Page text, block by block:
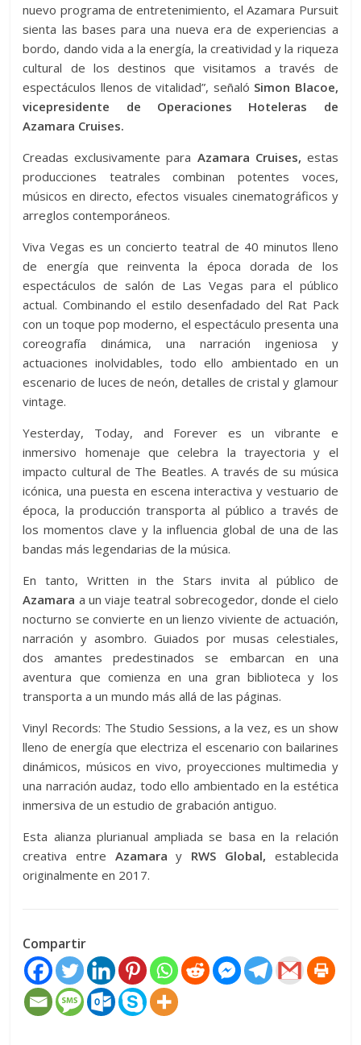
nuevo programa de entretenimiento, el Azamara Pursuit
sienta las bases para una nueva era de experiencias a
bordo, dando vida a la energía, la creatividad y la riqueza
cultural de los destinos que visitamos a través de
espectáculos llenos de vitalidad”, señaló Simon Blacoe,
vicepresidente de Operaciones Hoteleras de
Azamara Cruises.
Creadas exclusivamente para Azamara Cruises, estas
producciones teatrales combinan potentes voces,
músicos en directo, efectos visuales cinematográficos y
arreglos contemporáneos.
Viva Vegas es un concierto teatral de 40 minutos lleno
de energía que reinventa la época dorada de los
espectáculos de salón de Las Vegas para el público
actual. Combinando el estilo desenfadado del Rat Pack
con un toque pop moderno, el espectáculo presenta una
coreografía dinámica, una narración ingeniosa y
actuaciones inolvidables, todo ello ambientado en un
escenario de luces de neón, detalles de cristal y glamour
vintage.
Yesterday, Today, and Forever es un vibrante e
inmersivo homenaje que celebra la trayectoria y el
impacto cultural de The Beatles. A través de su música
icónica, una puesta en escena interactiva y vestuario de
época, la producción transporta al público a través de
los momentos clave y la influencia global de una de las
bandas más legendarias de la música.
En tanto, Written in the Stars invita al público de
Azamara a un viaje teatral sobrecogedor, donde el cielo
nocturno se convierte en un lienzo viviente de actuación,
narración y asombro. Guiados por musas celestiales,
dos amantes predestinados se embarcan en una
aventura que comienza en una gran biblioteca y los
transporta a un mundo más allá de las páginas.
Vinyl Records: The Studio Sessions, a la vez, es un show
lleno de energía que electriza el escenario con bailarines
dinámicos, músicos en vivo, proyecciones multimedia y
una narración audaz, todo ello ambientado en la estética
inmersiva de un estudio de grabación antiguo.
Esta alianza plurianual ampliada se basa en la relación
creativa entre Azamara y RWS Global, establecida
originalmente en 2017.
Compartir